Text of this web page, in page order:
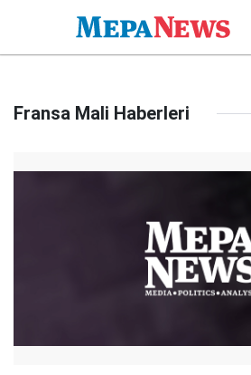
Fransa Mali Haberleri